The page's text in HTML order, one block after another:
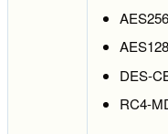
DES-
RC4-